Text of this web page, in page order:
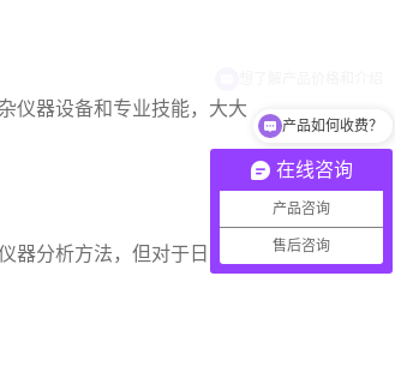
仪器设备和专业技能，大大
分析方法，但对于日常质
在线咨询
产品咨询
售后咨询
产品如何收费？